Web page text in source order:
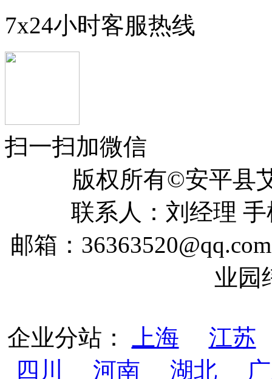
7x24小时客服热线
扫一扫加微信
版权所有©安平
联系人：刘经理 手
邮箱：
业园
企业分站： 上海
江苏
四川
河南 湖北